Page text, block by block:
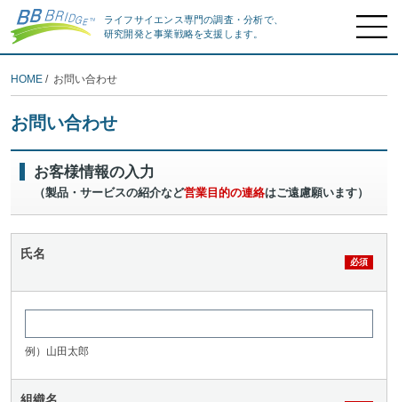
ライフサイエンス専門の調査・分析で、
研究開発と事業戦略を支援します。
HOME / お問い合わせ
お問い合わせ
お客様情報の入力
（製品・サービスの紹介など営業目的の連絡はご遠慮願います）
氏名
例）山田太郎